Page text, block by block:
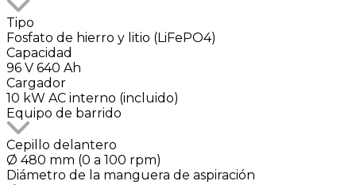
Tipo
Fosfato de hierro y litio (LiFePO4)
Capacidad
96 V 640 Ah
Cargador
10 kW AC interno (incluido)
Equipo de barrido
Cepillo delantero
Ø 480 mm (0 a 100 rpm)
Diámetro de la manguera de aspiración